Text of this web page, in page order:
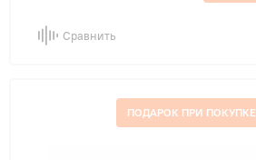
Сравнить
ПОДАРОК ПРИ ПОКУПКЕ